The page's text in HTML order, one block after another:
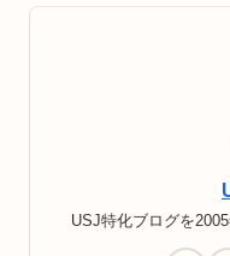
USJ特化ブログを